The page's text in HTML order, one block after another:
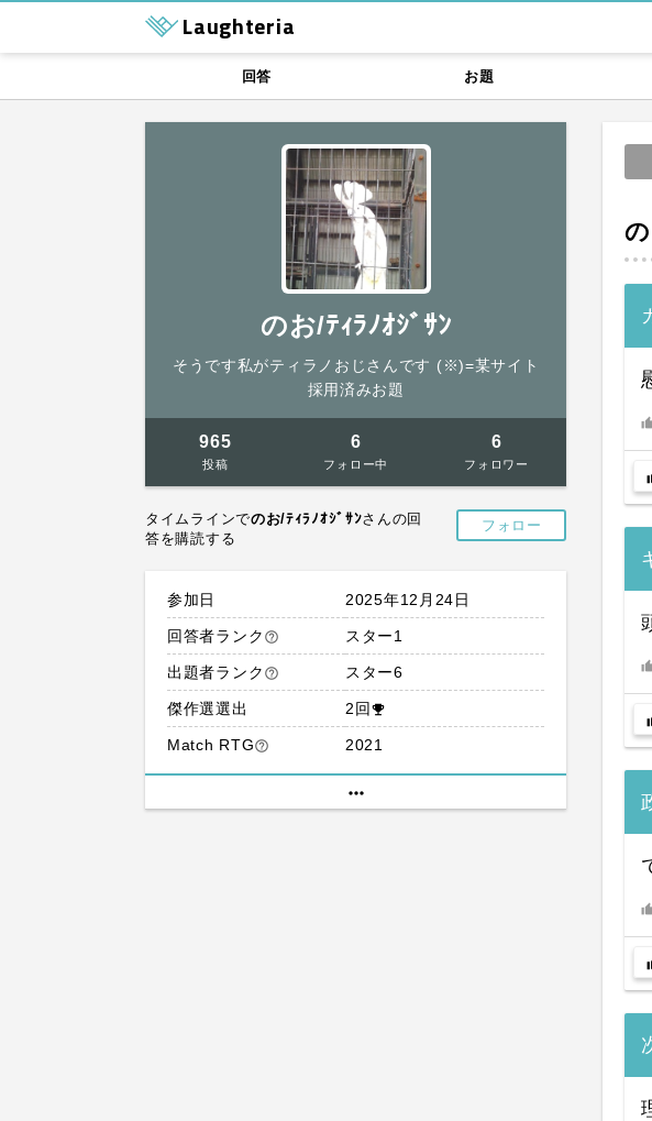
Laughteria
回答 お題
のお/ﾃｨﾗﾉｵｼﾞｻﾝ
そうです私がティラノおじさんです (※)=某サイト
採用済みお題
965
投稿
6
フォロー中
6
フォロワー
フォロー
タイムラインでのお/ﾃｨﾗﾉｵｼﾞｻﾝさんの回
答を購読する
参加日 2025年12月24日
回答者ランク help_outline スター1
出題者ランク help_outline スター6
傑作選選出 2回 emoji_events
Match RTGhelp_outline 2021
more_horiz